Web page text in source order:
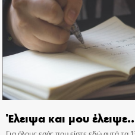
Έλειψα και μου